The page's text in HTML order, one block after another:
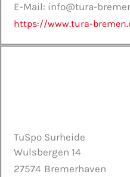
E-Mail: info@tura-
https://www.tura-
TuSpo Surheide
Wulsbergen 14
27574 Bremerhaven